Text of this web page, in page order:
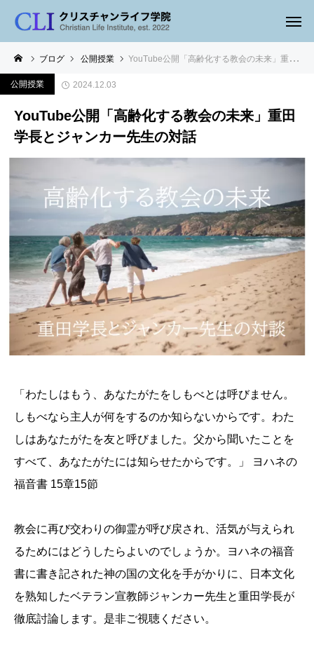
ブログ 公開授業 YouTube公開「高齢化する教会の未来」重田学長とジャンカー先生の対話
公開授業 2024.12.03
YouTube公開「高齢化する教会の未来」重田
学長とジャンカー先生の対話
「わたしはもう、あなたがたをしもべとは呼びません。
しもべなら主人が何をするのか知らないからです。わた
しはあなたがたを友と呼びました。父から聞いたことを
すべて、あなたがたには知らせたからです。」 ヨハネの
福音書 15章15節
教会に再び交わりの御霊が呼び戻され、活気が与えられ
るためにはどうしたらよいのでしょうか。ヨハネの福音
書に書き記された神の国の文化を手がかりに、日本文化
を熟知したベテラン宣教師ジャンカー先生と重田学長が
徹底討論します。是非ご視聴ください。